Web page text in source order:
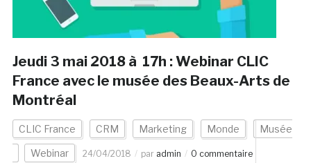
Jeudi 3 mai 2018 à 17h : Webinar CLIC
France avec le musée des Beaux-Arts de
Montréal
CLIC France CRM Marketing Monde Musée
Webinar 24/04/2018 par admin 0 commentaire